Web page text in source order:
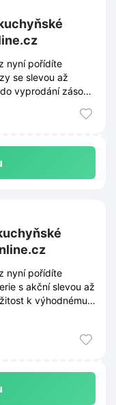
nyní pořídíte
se slevou až
vyprodání zásob,
nyní pořídíte
s akční slevou až
k výhodnému
do kuchyně.